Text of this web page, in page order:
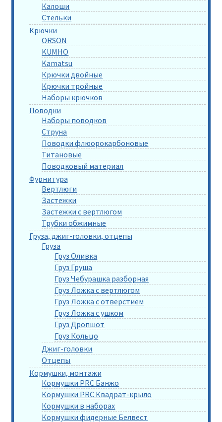
Калоши
Стельки
Крючки
ORSON
KUMHO
Kamatsu
Крючки двойные
Крючки тройные
Наборы крючков
Поводки
Наборы поводков
Струна
Поводки флюорокарбоновые
Титановые
Поводковый материал
Фурнитура
Вертлюги
Застежки
Застежки с вертлюгом
Трубки обжимные
Груза, джиг-головки, отцепы
Груза
Груз Оливка
Груз Груша
Груз Чебурашка разборная
Груз Ложка с вертлюгом
Груз Ложка с отверстием
Груз Ложка с ушком
Груз Дропшот
Груз Кольцо
Джиг-головки
Отцепы
Кормушки, монтажи
Кормушки PRC Банжо
Кормушки PRC Квадрат-крыло
Кормушки в наборах
Кормушки фидерные Белвест